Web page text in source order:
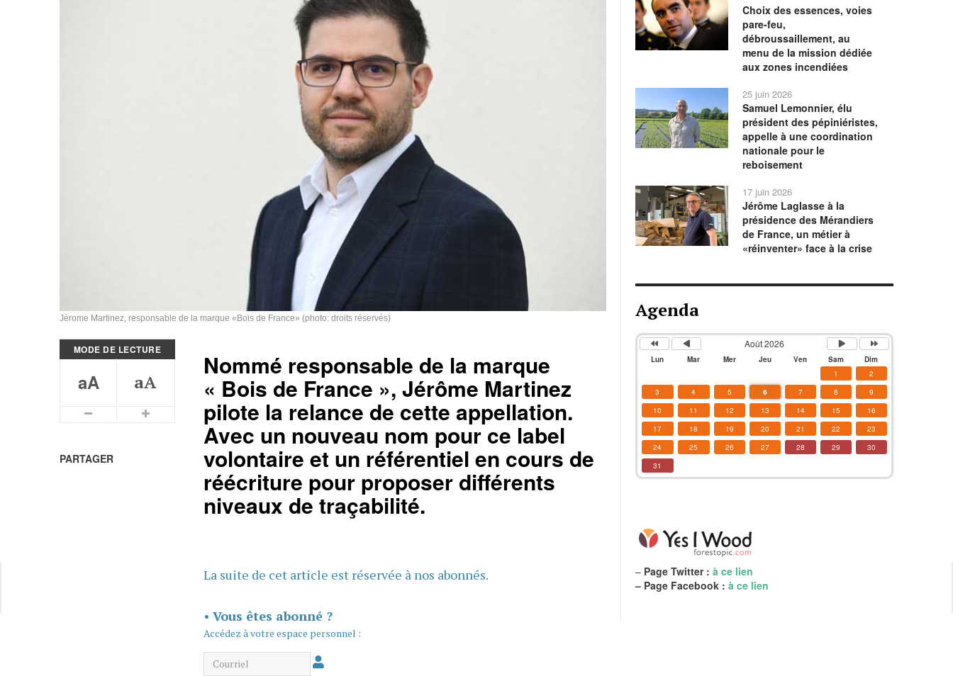
Jérome Martinez, responsable de la marque «Bois de France» (photo: droits réservés)
MODE DE LECTURE
aA aA
Plus petits caractèresPlus grands caractères
PARTAGER
Nommé responsable de la marque
« Bois de France », Jérôme Martinez
pilote la relance de cette appellation.
Avec un nouveau nom pour ce label
volontaire et un référentiel en cours de
réécriture pour proposer différents
niveaux de traçabilité.
La suite de cet article est réservée à nos abonnés.
• Vous êtes abonné ?
Accédez à votre espace personnel :
Courriel
Choix des essences, voies
pare-feu,
débroussaillement, au
menu de la mission dédiée
aux zones incendiées
25 juin 2026
Samuel Lemonnier, élu
président des pépiniéristes,
appelle à une coordination
nationale pour le
reboisement
17 juin 2026
Jérôme Laglasse à la
présidence des Mérandiers
de France, un métier à
«réinventer» face à la crise
Agenda
Août 2026
Lun Mar Mer Jeu Ven Sam
Dim
1
2
3
4 5 6 7 8
9
10
11 12 13 14 15
16
17
18 19 20 21 22
23
24
25 26 27 28 29
30
31
–Page Twitter : à ce lien
– Page Facebook : à ce lien